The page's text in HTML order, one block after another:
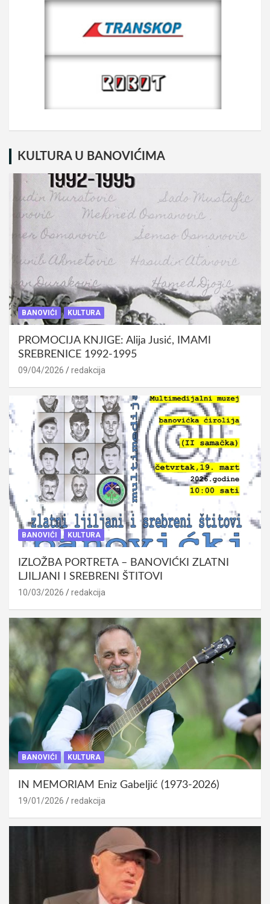
KULTURA U BANOVIĆIMA
BANOVIĆI KULTURA
PROMOCIJA KNJIGE: Alija Jusić, IMAMI
SREBRENICE 1992-1995
09/04/2026 redakcija
BANOVIĆI KULTURA
IZLOŽBA PORTRETA – BANOVIĆKI ZLATNI
LJILJANI I SREBRENI ŠTITOVI
10/03/2026 redakcija
BANOVIĆI KULTURA
IN MEMORIAM Eniz Gabeljić (1973-2026)
19/01/2026 redakcija